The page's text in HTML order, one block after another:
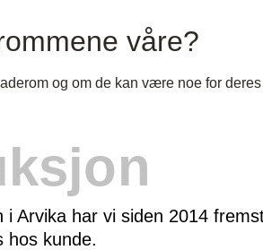
våre?
og om de kan være noe for
i Arvika har vi siden 2014
hos kunde.